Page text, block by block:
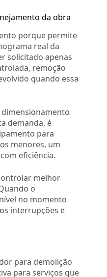
da obra
porque permite
real da
solicitado apenas
remoção
quando essa
dimensionamento
demanda, é
para
menores, um
eficiência.
melhor
o
no momento
interrupções e
para demolição
para serviços que